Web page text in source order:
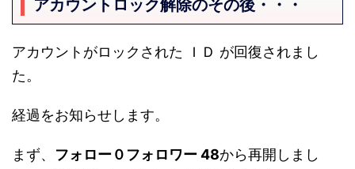
アカウントロック解除のその後・・・
アカウントがロックされた ＩＤ が回復されまし
た。
経過をお知らせします。
まず、 フォロー０フォロワー 48から再開しまし